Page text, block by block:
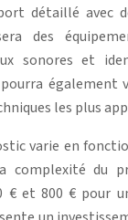
détaillé avec
des
sonores et
également
les plus
varie en
du
€ et 800 € pour